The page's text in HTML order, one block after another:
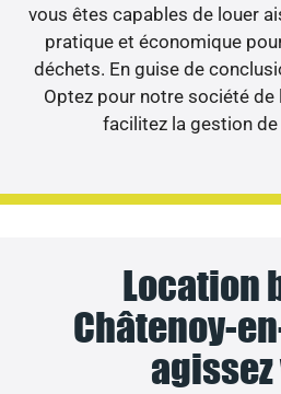
vous êtes capables de louer
pratique et économique
déchets. En guise de
Optez pour notre société de
facilitez la gestion
Location
Châtenoy-